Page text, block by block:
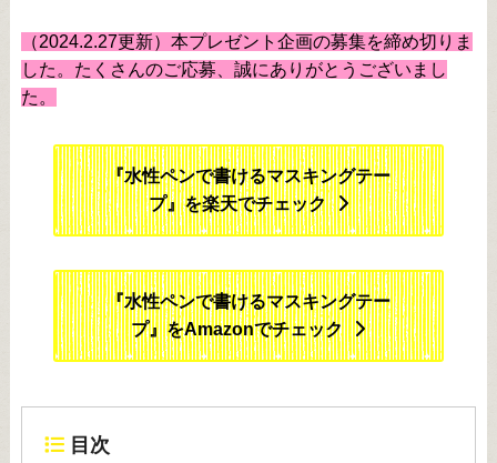
（2024.2.27更新）本プレゼント企画の募集を締め切りま
した。たくさんのご応募、誠にありがとうございまし
た。
『水性ペンで書けるマスキングテー
プ』を楽天でチェック
『水性ペンで書けるマスキングテー
プ』をAmazonでチェック
目次